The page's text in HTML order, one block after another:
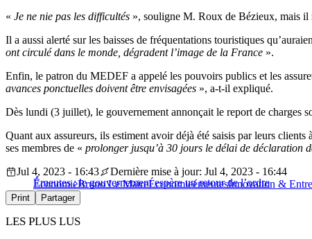
« Je ne nie pas les difficultés », souligne M. Roux de Bézieux, mais il
Il a aussi alerté sur les baisses de fréquentations touristiques
ont circulé dans le monde, dégradent l’image de la France ».
Enfin, le patron du MEDEF a appelé les pouvoirs publics et les
avances ponctuelles doivent être envisagées », a-t-il expliqué.
Dès lundi (3 juillet), le gouvernement annonçait le report de charges
Quant aux assureurs, ils estiment avoir déjà été saisis par leurs
ses membres de « prolonger jusqu’à 30 jours le délai de déclaration
Émeutes : le gouvernement espère un retour de l’ordre
Jul 4, 2023 - 16:43
Dernière mise à jour: Jul 4, 2023 - 16:44
ÉconomieBruno Le MaireÉconomieémeutesInnovation &
Print Partager
LES PLUS LUS